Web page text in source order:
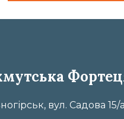
вул. Садова 15/а